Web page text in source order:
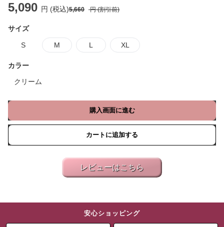
5,090 円 (税込)5,660 円 (割引前)
サイズ
S M L XL
カラー
クリーム
購入画面に進む
カートに追加する
レビューはこちら
安心ショッピング